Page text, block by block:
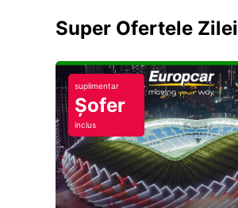
Super Ofertele Zilei
suplimentar
Șofer
inclus